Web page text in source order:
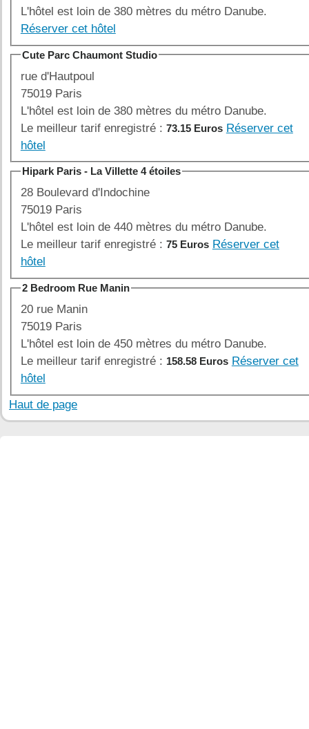
L'hôtel est loin de 380 mètres du métro Danube.
Réserver cet hôtel
Cute Parc Chaumont Studio
rue d'Hautpoul
75019 Paris
L'hôtel est loin de 380 mètres du métro Danube.
Le meilleur tarif enregistré : 73.15 Euros Réserver cet
hôtel
Hipark Paris - La Villette 4 étoiles
28 Boulevard d'Indochine
75019 Paris
L'hôtel est loin de 440 mètres du métro Danube.
Le meilleur tarif enregistré : 75 Euros Réserver cet
hôtel
2 Bedroom Rue Manin
20 rue Manin
75019 Paris
L'hôtel est loin de 450 mètres du métro Danube.
Le meilleur tarif enregistré : 158.58 Euros Réserver cet
hôtel
Haut de page